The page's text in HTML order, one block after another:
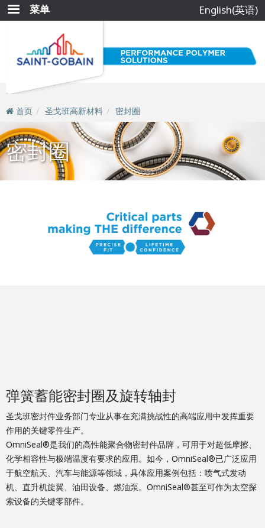
跳
转
菜单 English(英语)
首页 圣戈班高新材料 密封圈
密封圈
弹簧蓄能密封圈及旋转轴封
圣戈班密封件业务部门专业从事在充满挑战性的高端应用中发挥重要
作用的关键零件生产。
OmniSeal®是我们的高性能聚合物密封件品牌，可用于对超低摩擦、
化学相容性与极端温度有要求的应用。如今，OmniSeal®已广泛应用
于航空航天、汽车与能源等领域，具体应用案例包括：喷气式发动
机、直升机旋翼、油田设备、燃油泵。OmniSeal®甚至可作为太空探
索设备的关键零部件。